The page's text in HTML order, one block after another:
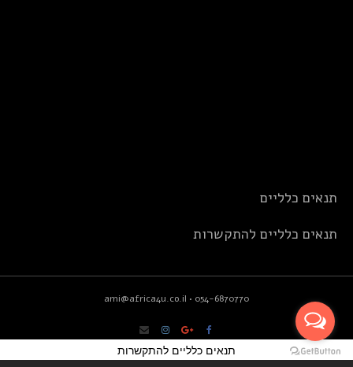
תנאים כלליים
תנאים כלליים להתקשרות
054-6870770
•
ami@africa4u.co.il
תנאים כלליים להתקשרות